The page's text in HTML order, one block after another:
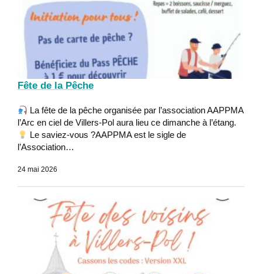
Fête de la Pêche
La fête de la pêche organisée par l’association AAPPMA
l’Arc en ciel de Villers-Pol aura lieu ce dimanche à l’étang.
Le saviez-vous ?AAPPMA est le sigle de
l’Association…
24 mai 2026